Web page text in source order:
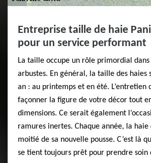
Entreprise taille de haie
pour un service performant
​​La taille occupe un rôle primordial dans
arbustes. En général, la taille des haies
an : au printemps et en été. L’entretien
façonner la figure de votre décor tout
dimensions. Ce serait également
ramures inertes. Chaque année, la
moitié de sa nouvelle pousse. C’est là
se tient toujours prêt pour prendre soin